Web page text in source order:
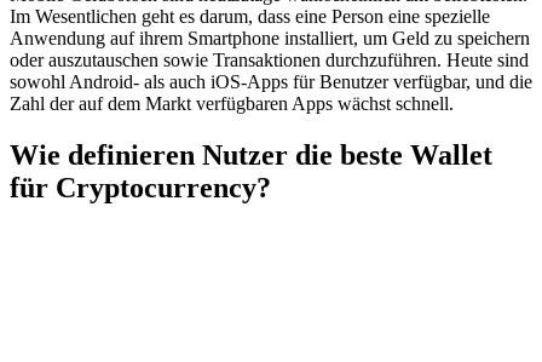
Im Wesentlichen geht es darum, dass eine Person eine spezielle
Anwendung auf ihrem Smartphone installiert, um Geld zu speichern
oder auszutauschen sowie Transaktionen durchzuführen. Heute sind
sowohl Android- als auch iOS-Apps für Benutzer verfügbar, und die
Zahl der auf dem Markt verfügbaren Apps wächst schnell.
Wie definieren Nutzer die beste Wallet
für Cryptocurrency?